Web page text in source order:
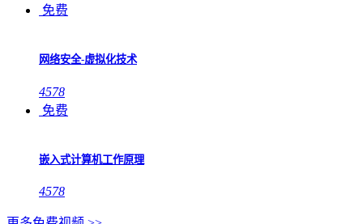
免费
网络安全-虚拟化技术
4578
免费
嵌入式计算机工作原理
4578